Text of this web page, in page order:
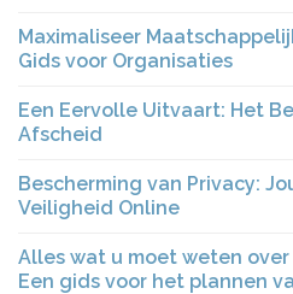
Maximaliseer
Gids voor Organisaties
Een Eervolle Uitvaart: Het
Afscheid
Bescherming van Privacy:
Veiligheid Online
Alles wat u moet weten
Een gids voor het plannen